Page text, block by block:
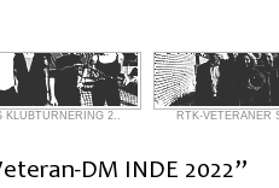
KLUBTURNERING 2.. RTK-VETERANER